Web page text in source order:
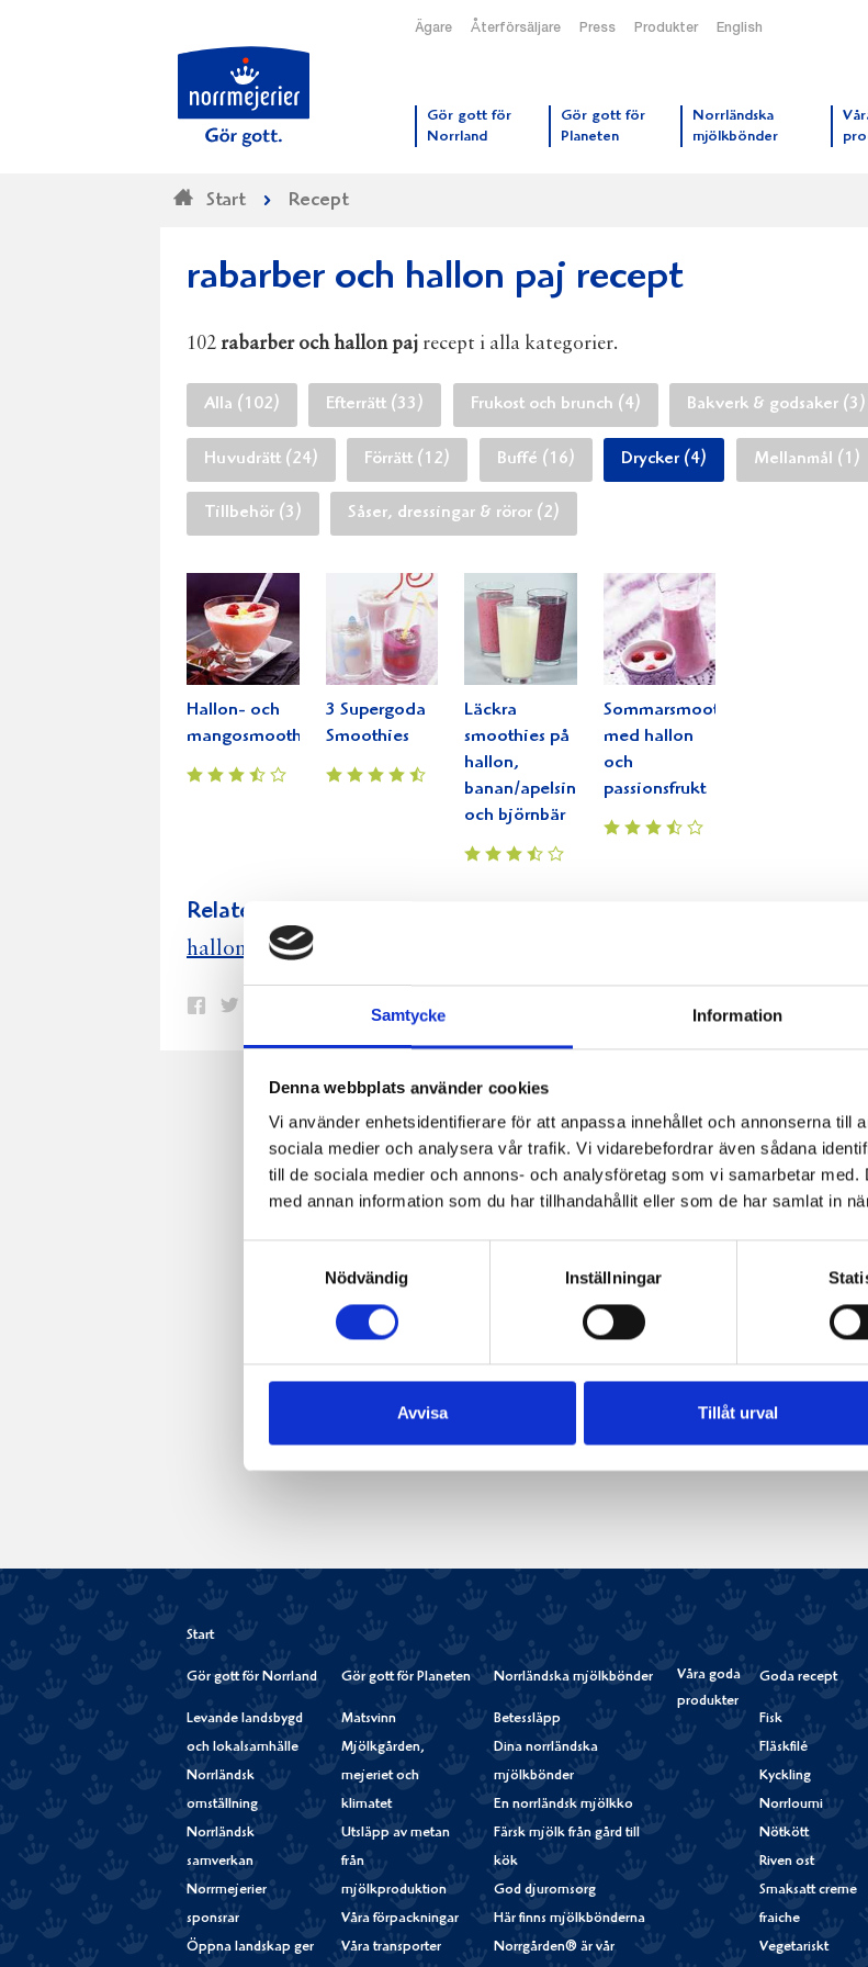
Samtycke Information
Denna webbplats använder cookies
Vi använder enhetsidentifierare för att anpassa innehållet och annonserna till
sociala medier och analysera vår trafik. Vi vidarebefordrar även sådana
till de sociala medier och annons- och analysföretag som vi samarbetar
med annan information som du har tillhandahållit eller som de har samlat in
Nödvändig
Inställningar
Avvisa Tillåt urval
Ägare Återförsäljare Press Produkter English
Gör gott för
Norrland
Gör gott för
Planeten
Norrländska
mjölkbönder
Start Recept
rabarber och hallon paj recept
102 rabarber och hallon paj recept i alla kategorier.
Alla (102) Efterrätt (33) Frukost och brunch (4) Bakverk & godsaker (3)
Huvudrätt (24) Förrätt (12) Buffé (16) Drycker (4) Mellanmål (1)
Tillbehör (3) Såser, dressingar & röror (2)
Hallon- och
mangosmoothie
3 Supergoda
Smoothies
Läckra
smoothies på
hallon,
banan/apelsin
och björnbär
Sommarsmoothie
med hallon
och
passionsfrukt
Relaterade recept:
hallon paj rabarber
Dela
post
Skriv
Start
Gör gott för Norrland
Levande landsbygd
och lokalsamhälle
Norrländsk
omställning
Norrländsk
samverkan
Norrmejerier
sponsrar
Öppna landskap ger
Gör gott för Planeten
Matsvinn
Mjölkgården,
mejeriet och
klimatet
Utsläpp av metan
från
mjölkproduktion
Våra förpackningar
Våra transporter
Norrländska mjölkbönder
Betessläpp
Dina norrländska
mjölkbönder
En norrländsk mjölkko
Färsk mjölk från gård till
kök
God djuromsorg
Här finns mjölkbönderna
Norrgården® är vår
Våra goda
produkter
Goda recept
Fisk
Fläskfilé
Kyckling
Norrloumi
Nötkött
Riven ost
Smaksatt creme
fraiche
Vegetariskt